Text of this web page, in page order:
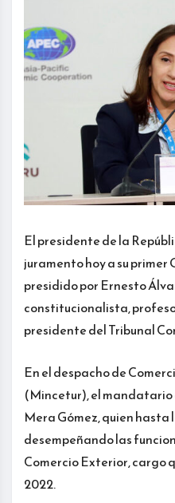
El presidente de la
juramento hoy a su
presidido por Ernesto
constitucionalista,
presidente del Tribunal
En el despacho de
(Mincetur), el mandatario
Mera Gómez, quien hasta
desempeñando las
Comercio Exterior, cargo
2022.